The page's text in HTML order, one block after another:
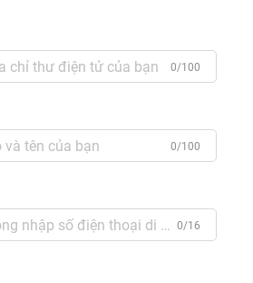
0/100
0/100
0/16